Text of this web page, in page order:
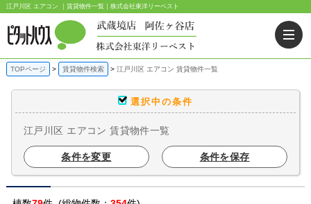
江戸川区 エアコン ｜賃貸物件一覧｜株式会社東洋リーベスト
TOPページ 賃貸物件検索 江戸川区 エアコン 賃貸物件一覧
選択中の条件
江戸川区 エアコン 賃貸物件一覧
条件を変更 条件を保存